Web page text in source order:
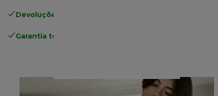
Devoluções gratuitas
Garantia total